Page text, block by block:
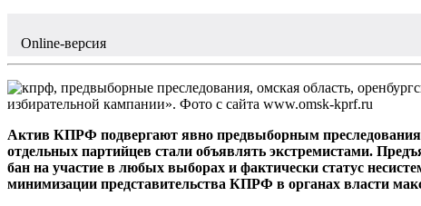
Online-версия
избирательной кампании». Фото с сайта www.omsk-kprf.ru
Актив КПРФ подвергают явно предвыборным
отдельных партийцев стали объявлять экстремистами.
бан на участие в любых выборах и фактически статус
минимизации представительства КПРФ в органах власти